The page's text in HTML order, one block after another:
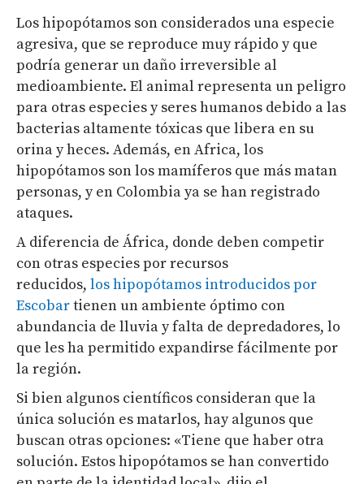
Los hipopótamos son considerados una especie
agresiva, que se reproduce muy rápido y que
podría generar un daño irreversible al
medioambiente. El animal representa un peligro
para otras especies y seres humanos debido a las
bacterias altamente tóxicas que libera en su
orina y heces. Además, en Africa, los
hipopótamos son los mamíferos que más matan
personas, y en Colombia ya se han registrado
ataques.
A diferencia de África, donde deben competir
con otras especies por recursos
reducidos, los hipopótamos introducidos por
Escobartienen un ambiente óptimo con
abundancia de lluvia y falta de depredadores, lo
que les ha permitido expandirse fácilmente por
la región.
Si bien algunos científicos consideran que la
única solución es matarlos, hay algunos que
buscan otras opciones: «Tiene que haber otra
solución. Estos hipopótamos se han convertido